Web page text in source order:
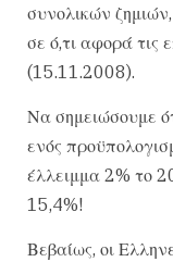
συνολικών
σε ό,τι αφορά τις
(15.11.2008).
Να σημειώσουμε
ενός
έλλειμμα 2% το
15,4%!
Βεβαίως, οι